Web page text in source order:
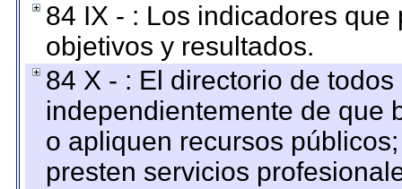
84 IX - : Los indicadores
objetivos y resultados.
84 X - : El directorio de
independientemente de que
o apliquen recursos
presten servicios